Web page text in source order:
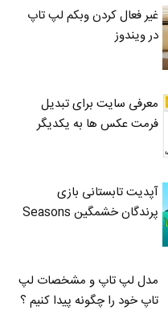
غیر فعال کردن وبکم لپ تاپ
در ویندوز
معرفی سایت برای تبدیل
فرمت عکس ها به یکدیگر
آپدیت تابستانی بازی
پرندگان خشمگین Seasons
مدل لپ تاپ و مشخصات لپ
تاپ خود را چگونه پیدا کنیم ؟